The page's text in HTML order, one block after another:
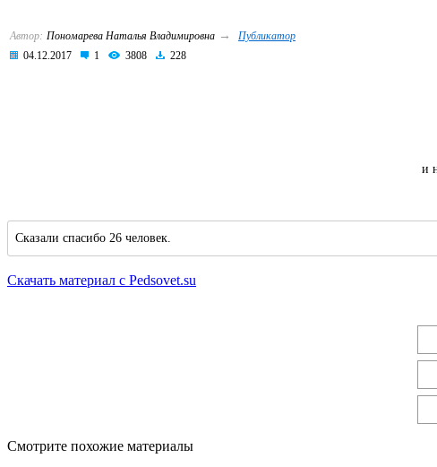
Автор: Пономарева Наталья Владимировна →
Публикатор
04.12.2017
1 3808 228
и
Сказали спасибо 26 человек.
Скачать материал с Pedsovet.su
Смотрите похожие материалы